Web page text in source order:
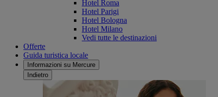
Hotel Roma
Hotel Parigi
Hotel Bologna
Hotel Milano
Vedi tutte le destinazioni
Offerte
Guida turistica locale
Informazioni su Mercure
Indietro